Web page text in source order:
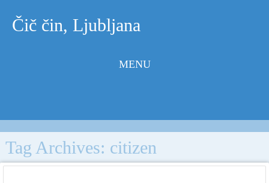
Čič čin, Ljubljana
MENU
Tag Archives: citizen